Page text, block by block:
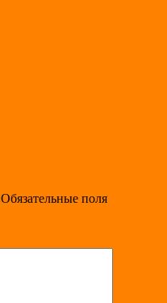
Обязательные поля